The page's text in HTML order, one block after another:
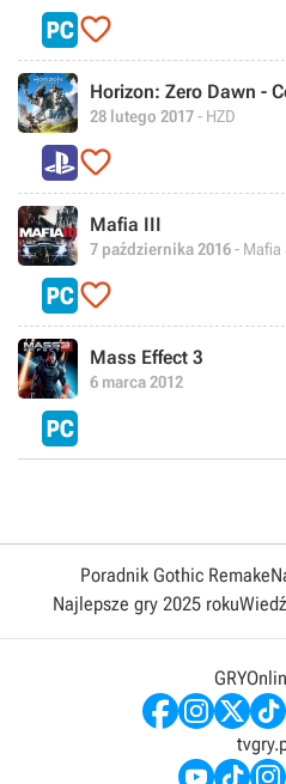

Horizon: Zero Dawn -
28 lutego 2017- HZD

Mafia III
7 października 2016- Mafia

Mass Effect 3
6 marca 2012
Poradnik Gothic Remake
Najlepsze gry 2025 roku